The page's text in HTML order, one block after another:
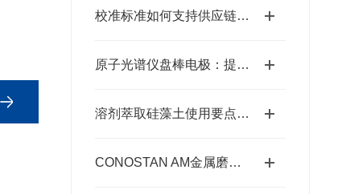
校准标准如何支持供应链中的优质产品
原子光谱仪盘棒电极：提升光谱分析质量
溶剂萃取硅藻土使用要点分享
CONOSTAN AM金属磨损标油的制备工艺概述